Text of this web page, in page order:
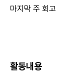
마지막 주 회고
활동내용